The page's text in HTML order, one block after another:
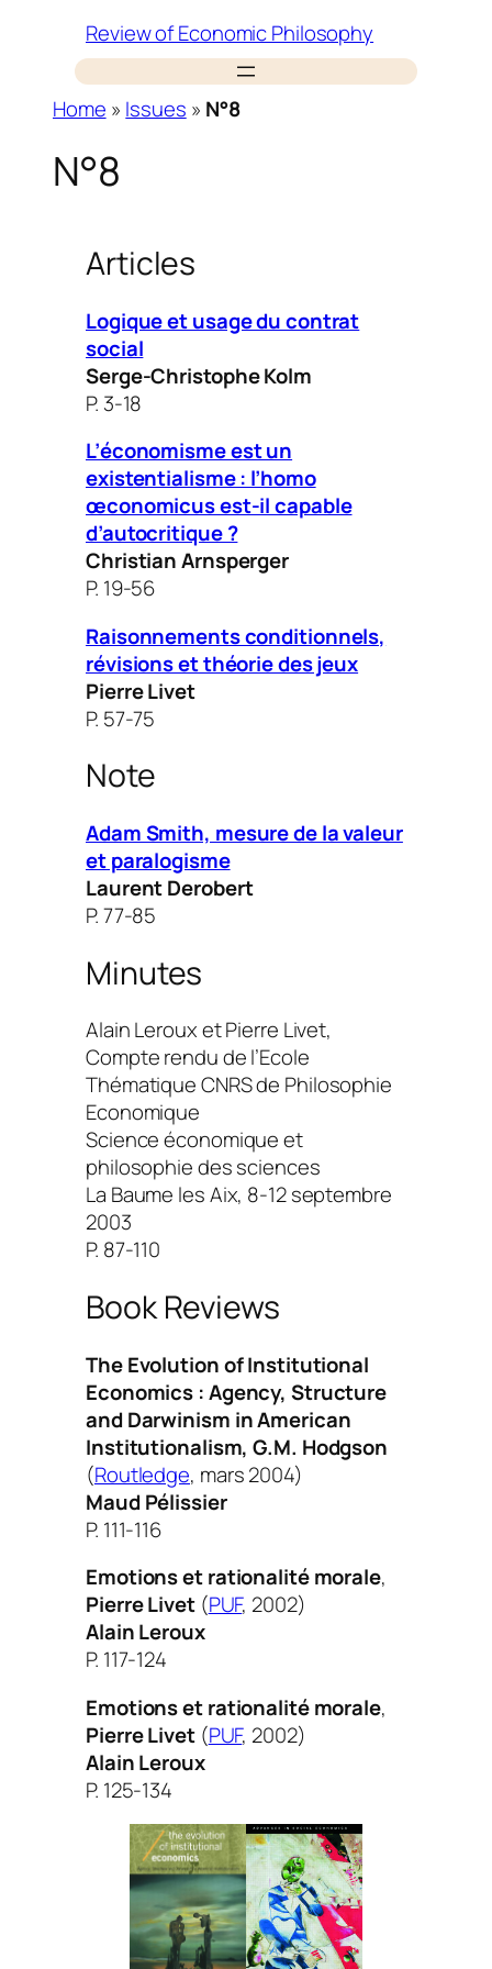
content
Review of Economic Philosophy
Home » Issues » N°8
N°8
Articles
Logique et usage du contrat
social
Serge-Christophe Kolm
P. 3-18
L’économisme est un
existentialisme : l’homo
œconomicus est-il capable
d’autocritique ?
Christian Arnsperger
P. 19-56
Raisonnements conditionnels,
révisions et théorie des jeux
Pierre Livet
P. 57-75
Note
Adam Smith, mesure de la valeur
et paralogisme
Laurent Derobert
P. 77-85
Minutes
Alain Leroux et Pierre Livet,
Compte rendu de l’Ecole
Thématique CNRS de Philosophie
Economique
Science économique et
philosophie des sciences
La Baume les Aix, 8-12 septembre
2003
P. 87-110
Book Reviews
The Evolution of Institutional
Economics : Agency, Structure
and Darwinism in American
Institutionalism, G.M. Hodgson
(Routledge, mars 2004)
Maud Pélissier
P. 111-116
Emotions et rationalité morale,
Pierre Livet(PUF, 2002)
Alain Leroux
P. 117-124
Emotions et rationalité morale,
Pierre Livet(PUF, 2002)
Alain Leroux
P. 125-134